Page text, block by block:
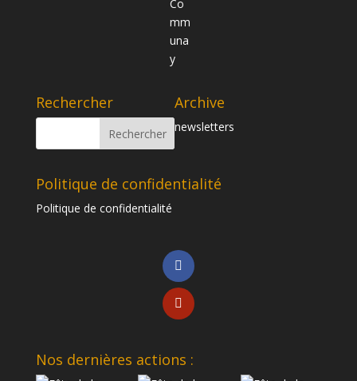
Rechercher Archive
newsletters
Politique de confidentialité
Politique de confidentialité
Nos dernières actions :